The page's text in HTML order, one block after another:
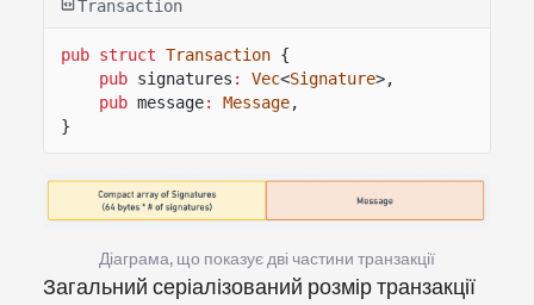
Transaction
pub struct Transaction {
pub signatures : Vec<Signature>,
pub message: Message,
}
Діаграма, що показує дві частини транзакції
Загальний серіалізований розмір транзакції